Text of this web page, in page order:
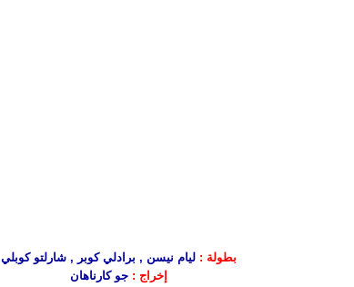
بطولة : ليام نيسن , برادلي كوبر , شارلتو كوبلي
إخراج : جو كارناهان